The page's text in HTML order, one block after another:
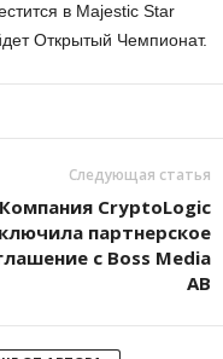
в Majestic Star
Открытый Чемпионат.
Следующая статья
Компания CryptoLogic
партнерское
с Boss Media
AB